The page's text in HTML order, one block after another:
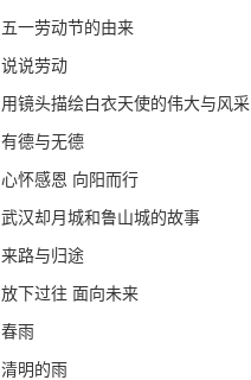
五一劳动节的由来
说说劳动
用镜头描绘白衣天使的伟大与风采
有德与无德
心怀感恩 向阳而行
武汉却月城和鲁山城的故事
来路与归途
放下过往 面向未来
春雨
清明的雨